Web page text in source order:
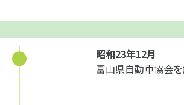
昭和23年12月
富山県自動車協会